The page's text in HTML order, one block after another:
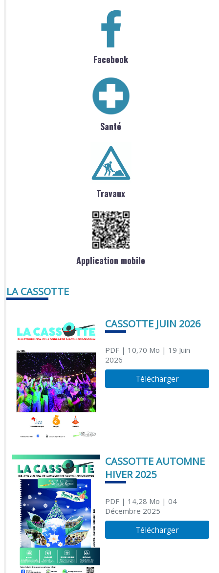
Facebook
Santé
Travaux
Application mobile
LA CASSOTTE
CASSOTTE JUIN 2026
PDF| 10,70 Mo | 19 Juin
2026
Télécharger
CASSOTTE AUTOMNE
HIVER 2025
PDF| 14,28 Mo | 04
Décembre 2025
Télécharger